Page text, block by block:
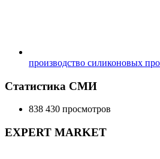
производство силиконовых
Статистика СМИ
838 430 просмотров
EXPERT MARKET